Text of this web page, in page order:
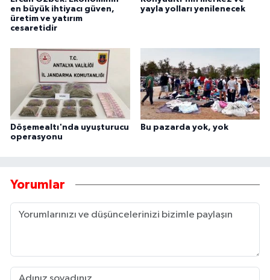
en büyük ihtiyacı güven,
üretim ve yatırım
cesaretidir
yayla yolları yenilenecek
Döşemealtı'nda uyuşturucu
operasyonu
Bu pazarda yok, yok
Yorumlar